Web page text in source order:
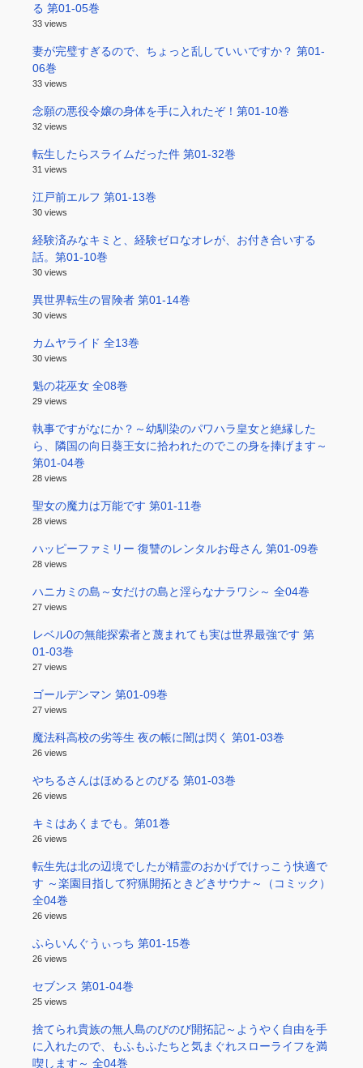
る 第01-05巻
33 views
妻が完璧すぎるので、ちょっと乱していいですか？ 第01-
06巻
33 views
念願の悪役令嬢の身体を手に入れたぞ！第01-10巻
32 views
転生したらスライムだった件 第01-32巻
31 views
江戸前エルフ 第01-13巻
30 views
経験済みなキミと、経験ゼロなオレが、お付き合いする
話。第01-10巻
30 views
異世界転生の冒険者 第01-14巻
30 views
カムヤライド 全13巻
30 views
魁の花巫女 全08巻
29 views
執事ですがなにか？～幼馴染のパワハラ皇女と絶縁した
ら、隣国の向日葵王女に拾われたのでこの身を捧げます～
第01-04巻
28 views
聖女の魔力は万能です 第01-11巻
28 views
ハッピーファミリー 復讐のレンタルお母さん 第01-09巻
28 views
ハニカミの島～女だけの島と淫らなナラワシ～ 全04巻
27 views
レベル0の無能探索者と蔑まれても実は世界最強です 第
01-03巻
27 views
ゴールデンマン 第01-09巻
27 views
魔法科高校の劣等生 夜の帳に闇は閃く 第01-03巻
26 views
やちるさんはほめるとのびる 第01-03巻
26 views
キミはあくまでも。第01巻
26 views
転生先は北の辺境でしたが精霊のおかげでけっこう快適で
す ～楽園目指して狩猟開拓ときどきサウナ～（コミック）
全04巻
26 views
ふらいんぐうぃっち 第01-15巻
26 views
セブンス 第01-04巻
25 views
捨てられ貴族の無人島のびのび開拓記～ようやく自由を手
に入れたので、もふもふたちと気まぐれスローライフを満
喫します～ 全04巻